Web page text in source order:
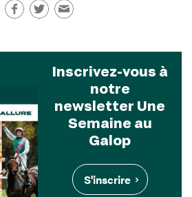
Inscrivez-vous à
notre
newsletter Une
Semaine au
Galop
S'inscrire